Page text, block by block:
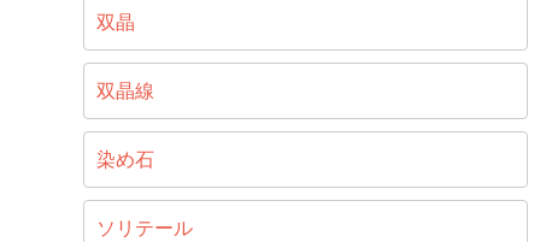
双晶
双晶線
染め石
ソリテール